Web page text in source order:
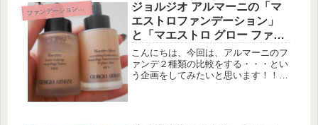
ファンデーション－まとめ
ジョルジオ アルマーニの「マ
エストロファンデーション」
と「マエストロ グロー ファン
デーション」はどこが違う？
実際に使って比較！
こんにちは、今回は、アルマーニのフ
ァンデ２種類の比較をする・・・とい
う企画をしてみたいと思います！！こ